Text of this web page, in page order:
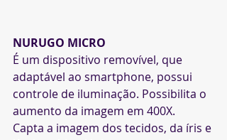
NURUGO MICRO
É um dispositivo removível, que
adaptável ao smartphone, possui
controle de iluminação. Possibilita o
aumento da imagem em 400X.
Capta a imagem dos tecidos, da íris e